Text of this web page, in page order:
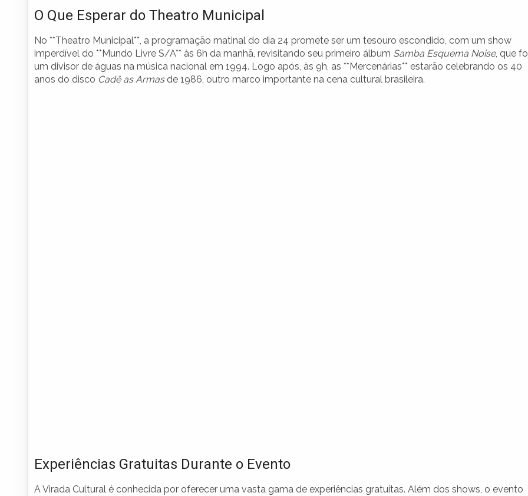
O Que Esperar do Theatro Municipal
No **Theatro Municipal**, a programação matinal do dia 24 promete ser um tesouro escondido, com um show
imperdível do **Mundo Livre S/A** às 6h da manhã, revisitando seu primeiro álbum Samba Esquema Noise, que
um divisor de águas na música nacional em 1994. Logo após, às 9h, as **Mercenárias** estarão celebrando os 40
anos do disco Cadê as Armasde 1986, outro marco importante na cena cultural brasileira.
Experiências Gratuitas Durante o Evento
A Virada Cultural é conhecida por oferecer uma vasta gama de experiências gratuitas. Além dos shows, o evento